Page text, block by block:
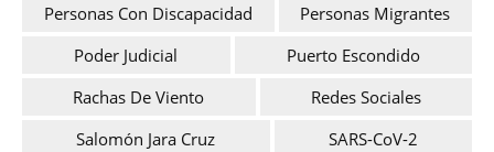
Personas Con Discapacidad
Personas Migrantes
Poder Judicial
Puerto Escondido
Rachas De Viento
Redes Sociales
Salomón Jara Cruz
SARS-CoV-2